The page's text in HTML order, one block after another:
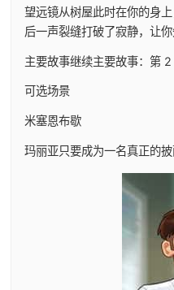
望远镜从树屋此时在你的身
后一声裂缝打破了寂静，让你
主要故事继续主要故事：第 2
可选场景
米塞恩布歇
玛丽亚只要成为一名真正的